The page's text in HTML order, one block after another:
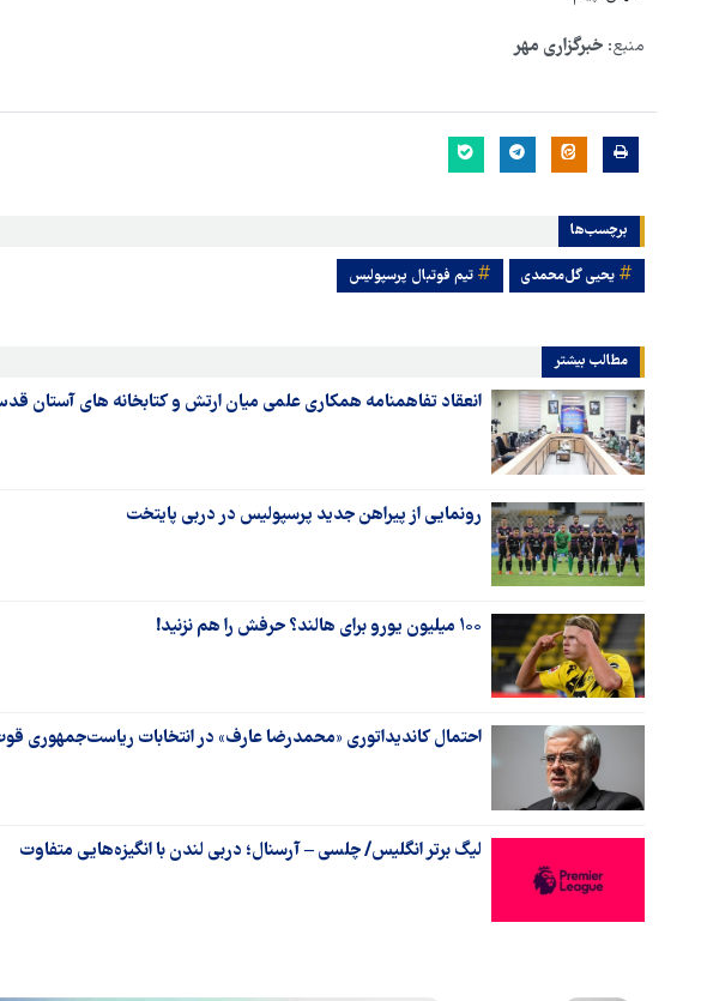
منبع: خبرگزاری مهر
برچسب‌ها
یحیی گل‌محمدی تیم فوتبال پرسپولیس
مطالب بیشتر
انعقاد تفاهمنامه همکاری علمی میان ارتش و کتابخانه های آستان
رونمایی از پیراهن جدید پرسپولیس در دربی پایتخت
۱۰۰ میلیون یورو برای هالند؟ حرفش را هم نزنید!
احتمال کاندیداتوری «محمدرضا عارف» در انتخابات ریاست‌جمهوری
لیگ برتر انگلیس/ چلسی – آرسنال؛ دربی لندن با انگیزه‌هایی متفاوت